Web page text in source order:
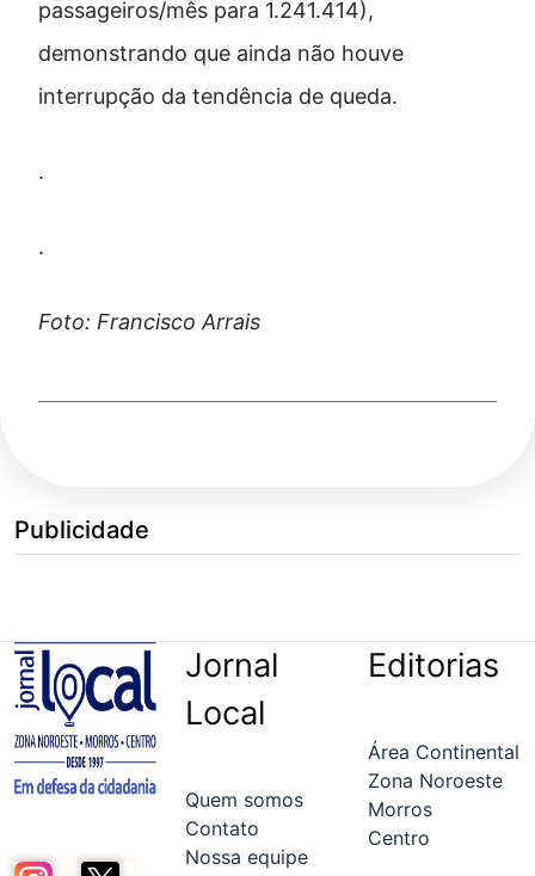
passageiros/mês para 1.241.414),
demonstrando que ainda não houve
interrupção da tendência de queda.
.
.
Foto: Francisco Arrais
Publicidade
Jornal
Local
Quem somos
Contato
Nossa equipe
Editorias
Área Continental
Zona Noroeste
Morros
Centro